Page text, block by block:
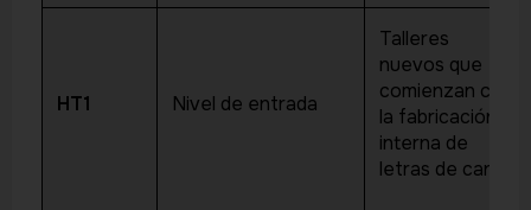
HT1 Nivel de entrada
Talleres
nuevos que
comienzan con
la fabricación
interna de
letras de canal